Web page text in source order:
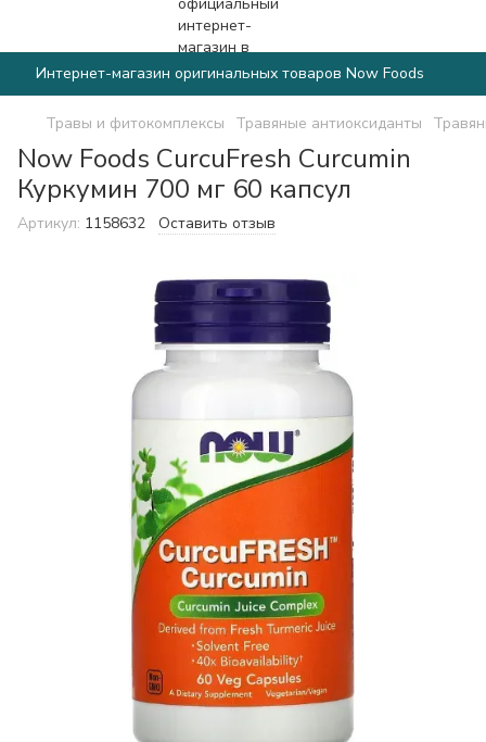
Интернет-магазин оригинальных товаров Now Foods
Травы и фитокомплексы Травяные антиоксиданты
Now Foods CurcuFresh Curcumin
Куркумин 700 мг 60 капсул
Артикул: 1158632 Оставить отзыв